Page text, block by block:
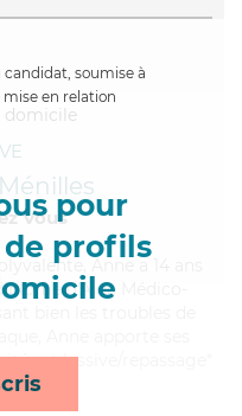
soumise à
en relation
pour
profils
Ménilles
Vous
Anne a 14 ans
d'Aide Médico-
et lessive/repassage*